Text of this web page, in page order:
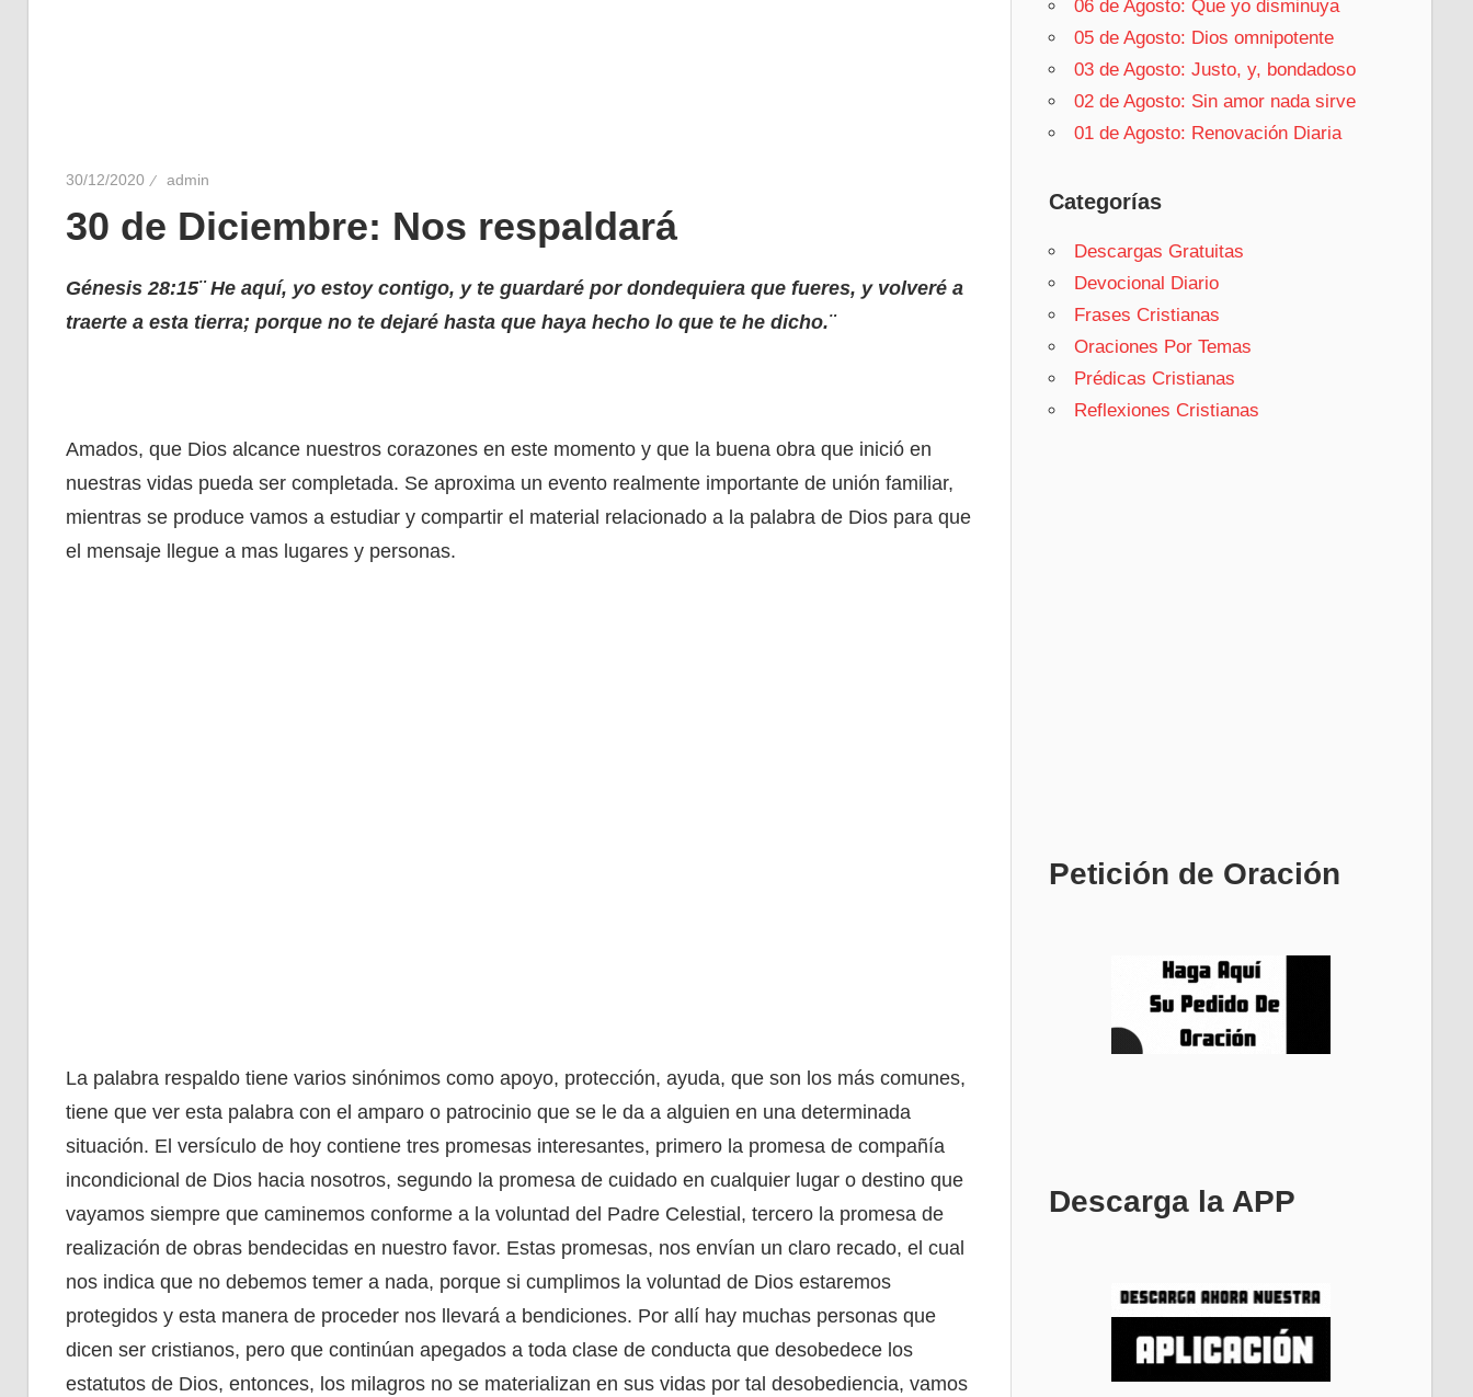
30/12/2020 admin
30 de Diciembre: Nos respaldará
Génesis 28:15¨ He aquí, yo estoy contigo, y te guardaré por dondequiera que fueres, y volveré a
traerte a esta tierra; porque no te dejaré hasta que haya hecho lo que te he dicho.¨
Amados, que Dios alcance nuestros corazones en este momento y que la buena obra que inició en
nuestras vidas pueda ser completada. Se aproxima un evento realmente importante de unión familiar,
mientras se produce vamos a estudiar y compartir el material relacionado a la palabra de Dios para que
el mensaje llegue a mas lugares y personas.
La palabra respaldo tiene varios sinónimos como apoyo, protección, ayuda, que son los más comunes,
tiene que ver esta palabra con el amparo o patrocinio que se le da a alguien en una determinada
situación. El versículo de hoy contiene tres promesas interesantes, primero la promesa de compañía
incondicional de Dios hacia nosotros, segundo la promesa de cuidado en cualquier lugar o destino que
vayamos siempre que caminemos conforme a la voluntad del Padre Celestial, tercero la promesa de
realización de obras bendecidas en nuestro favor. Estas promesas, nos envían un claro recado, el cual
nos indica que no debemos temer a nada, porque si cumplimos la voluntad de Dios estaremos
protegidos y esta manera de proceder nos llevará a bendiciones. Por allí hay muchas personas que
dicen ser cristianos, pero que continúan apegados a toda clase de conducta que desobedece los
estatutos de Dios, entonces, los milagros no se materializan en sus vidas por tal desobediencia, vamos
06 de Agosto: Que yo disminuya
05 de Agosto: Dios omnipotente
03 de Agosto: Justo, y, bondadoso
02 de Agosto: Sin amor nada sirve
01 de Agosto: Renovación Diaria
Categorías
Descargas Gratuitas
Devocional Diario
Frases Cristianas
Oraciones Por Temas
Prédicas Cristianas
Reflexiones Cristianas
Petición de Oración
Descarga la APP